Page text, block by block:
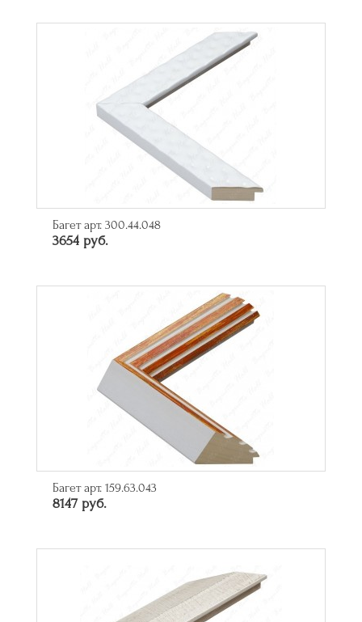
Багет арт. 300.44.048
3654 руб.
Багет арт. 159.63.043
8147 руб.